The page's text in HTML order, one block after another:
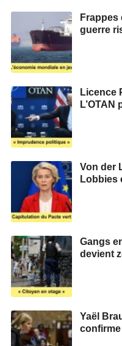
Frappes
guerre
Licence
Von der
Lobbies
Gangs
devient
Yaël